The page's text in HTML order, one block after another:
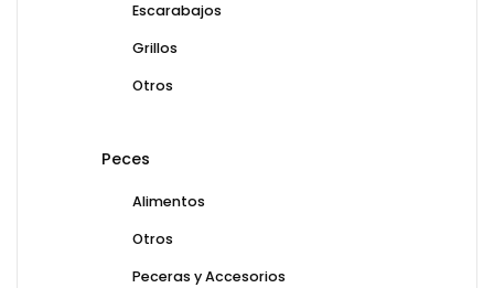
Escarabajos
Grillos
Otros
Peces
Alimentos
Otros
Peceras y Accesorios